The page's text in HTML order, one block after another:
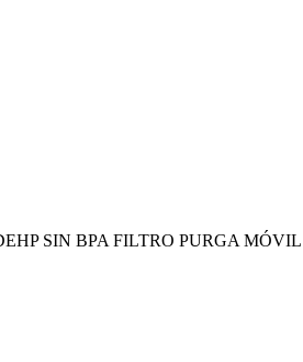
SIN BPA FILTRO PURGA